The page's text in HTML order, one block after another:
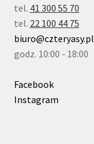
tel. 41 300 55 70
tel. 22 100 44 75
biuro@czteryasy.pl
godz. 10:00 - 18:00
Facebook
Instagram